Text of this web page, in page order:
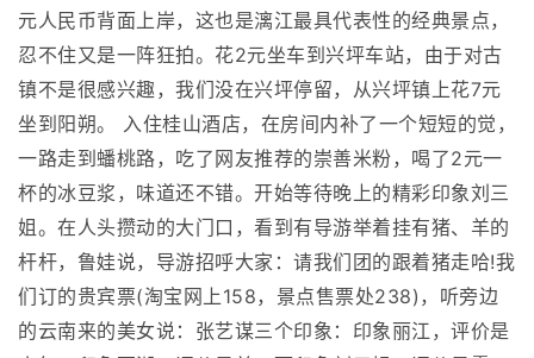
元人民币背面上岸，这也是漓江最具代表性的经典景点，
忍不住又是一阵狂拍。花2元坐车到兴坪车站，由于对古
镇不是很感兴趣，我们没在兴坪停留，从兴坪镇上花7元
坐到阳朔。 入住桂山酒店，在房间内补了一个短短的觉，
一路走到蟠桃路，吃了网友推荐的崇善米粉，喝了2元一
杯的冰豆浆，味道还不错。开始等待晚上的精彩印象刘三
姐。在人头攒动的大门口，看到有导游举着挂有猪、羊的
杆杆，鲁娃说，导游招呼大家：请我们团的跟着猪走哈!我
们订的贵宾票(淘宝网上158，景点售票处238)，听旁边
的云南来的美女说：张艺谋三个印象：印象丽江，评价是